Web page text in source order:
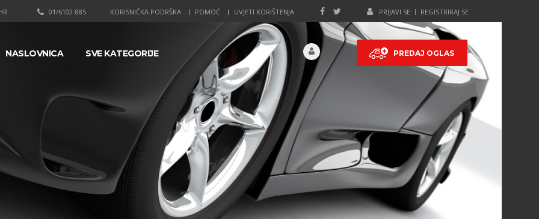
PRIJAVI SE REGISTRIRAJ SE
KORISNIČKA PODRŠKA POMOĆ UVJETI KORIŠTENJA
01/6102-885
PREDAJ OGLAS
NASLOVNICA SVE KATEGORIJE